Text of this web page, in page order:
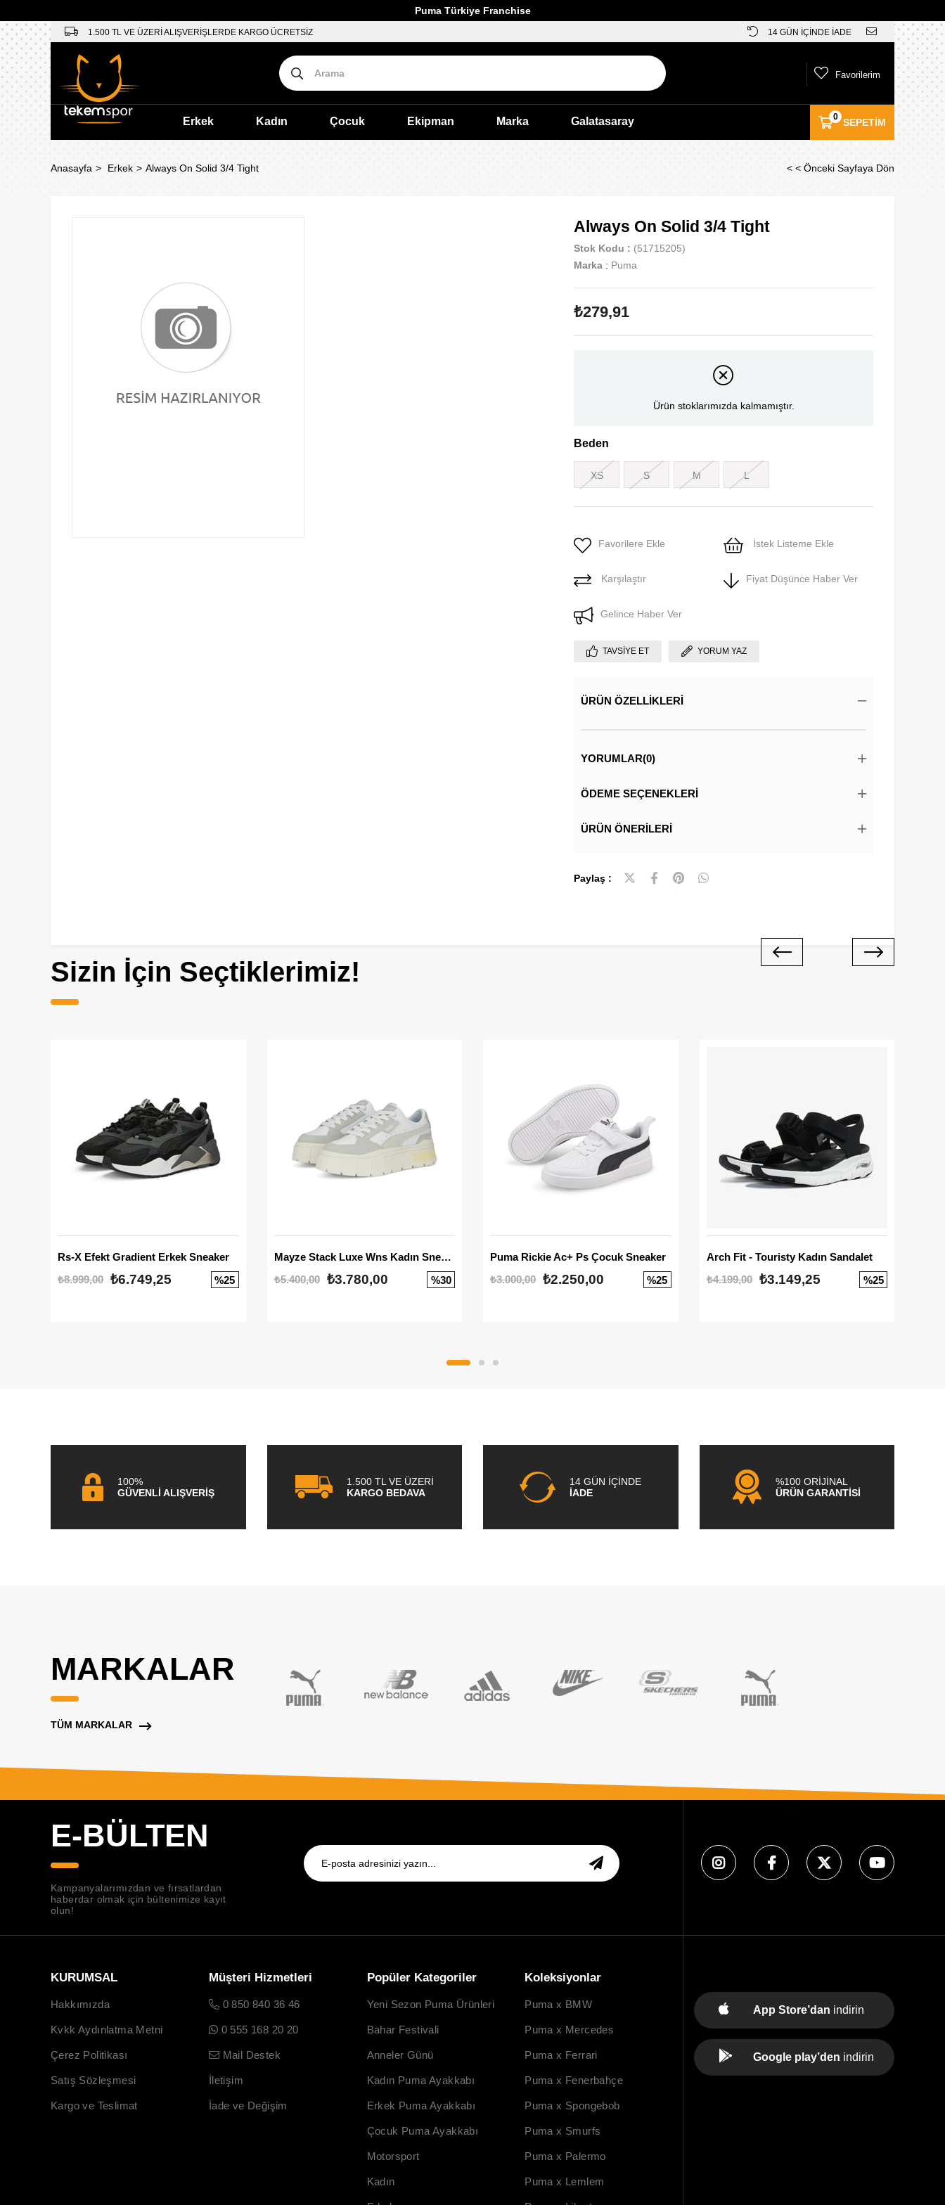
Puma Türkiye Franchise
1.500 TL VE ÜZERİ ALIŞVERİŞLERDE KARGO ÜCRETSİZ 14 GÜN İÇİNDE İADE
SEPETIM
0
Favorilerim
Erkek Kadın Çocuk Ekipman Marka Galatasaray
Anasayfa Erkek Always On Solid 3/4 Tight < < Önceki Sayfaya Dön
Always On Solid 3/4 Tight
Stok Kodu
(51715205)
Marka : Puma
₺279,91
Ürün stoklarımızda kalmamıştır.
Beden
XS S M L
Favorilere Ekle İstek Listeme Ekle
Karşılaştır Fiyat Düşünce Haber Ver
Gelince Haber Ver
TAVSIYE ET YORUM YAZ
ÜRÜN ÖZELLIKLERI
YORUMLAR(0)
ÖDEME SEÇENEKLERI
ÜRÜN ÖNERILERI
Paylaş :
Sizin İçin Seçtiklerimiz!
Rs-X Efekt Gradient Erkek Sneaker
₺8.999,00 ₺6.749,25 %25
Mayze Stack Luxe Wns Kadın Sneaker
₺5.400,00
₺3.780,00 %30
Puma Rickie Ac+ Ps Çocuk Sneaker
₺3.000,00 ₺2.250,00 %25
Arch Fit - Touristy Kadın Sandalet
₺4.199,00
₺3.149,25 %25
100%
GÜVENLİ ALIŞVERİŞ
1.500 TL VE ÜZERİ
KARGO BEDAVA
14 GÜN İÇİNDE
İADE
%100 ORİJİNAL
ÜRÜN GARANTİSİ
MARKALAR
TÜM MARKALAR
E-BÜLTEN
Kampanyalarımızdan ve fırsatlardan
haberdar olmak için bültenimize kayıt
olun!
KURUMSAL
Hakkımızda
Kvkk Aydınlatma Metni
Çerez Politikası
Satış Sözleşmesi
Kargo ve Teslimat
Müşteri Hizmetleri
0 850 840 36 46
0 555 168 20 20
Mail Destek
İletişim
İade ve Değişim
Popüler Kategoriler
Yeni Sezon Puma Ürünleri
Bahar Festivali
Anneler Günü
Kadın Puma Ayakkabı
Erkek Puma Ayakkabı
Çocuk Puma Ayakkabı
Motorsport
Kadın
Koleksiyonlar
Puma x BMW
Puma x Mercedes
Puma x Ferrari
Puma x Fenerbahçe
Puma x Spongebob
Puma x Smurfs
Puma x Palermo
Puma x Lemlem
App Store’dan indirin
Google play’den indirin